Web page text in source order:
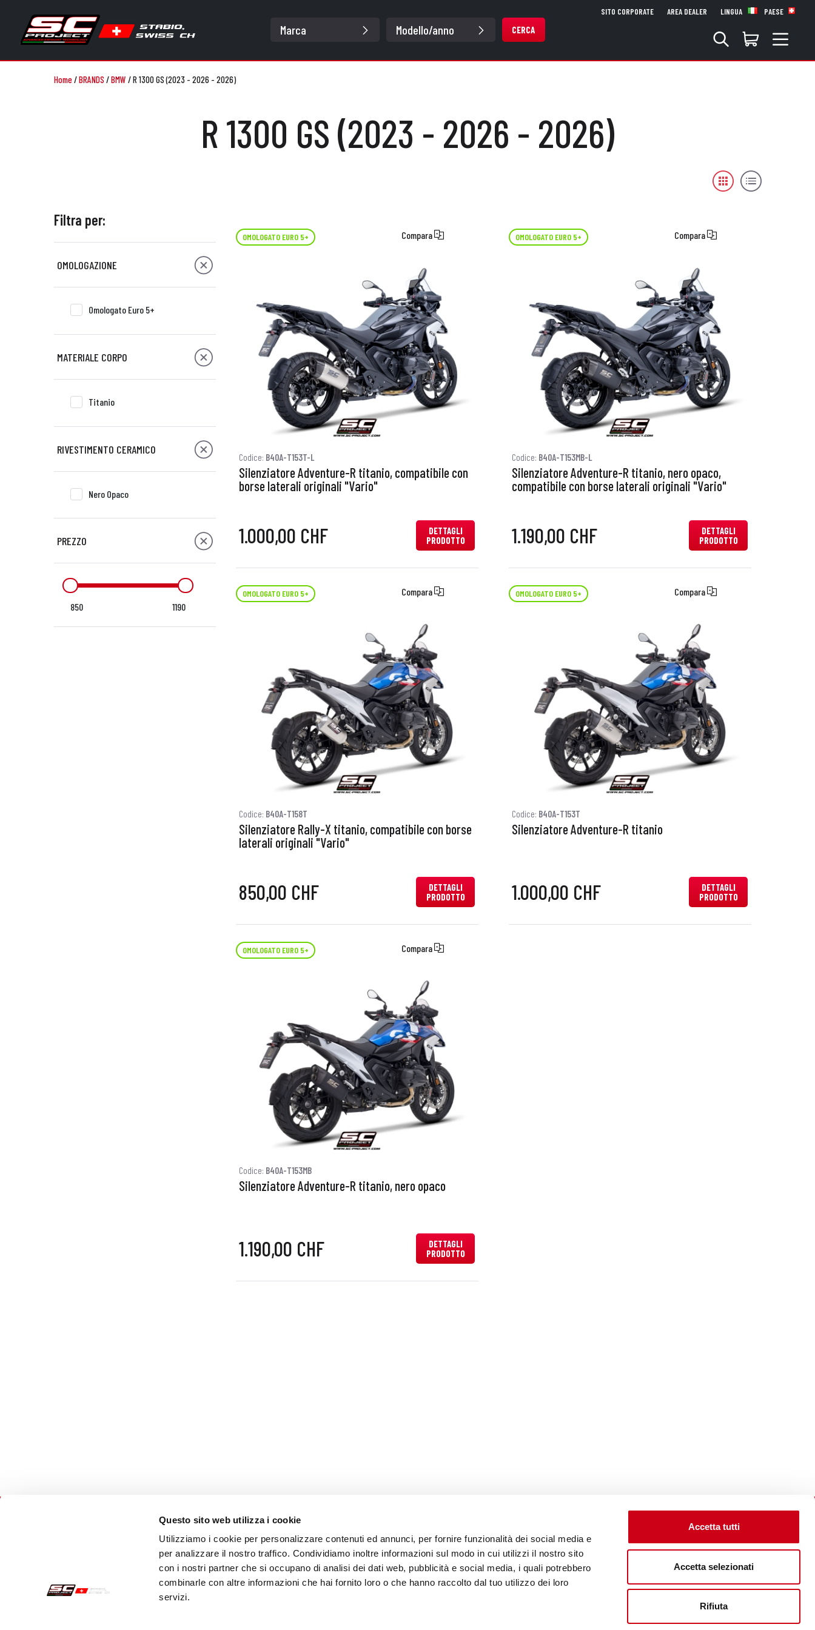
Questo sito web utilizza i cookie
Utilizziamo i cookie per personalizzare contenuti ed annunci, per fornire funzionalità dei social media e
per analizzare il nostro traffico. Condividiamo inoltre informazioni sul modo in cui utilizzi il nostro sito
con i nostri partner che si occupano di analisi dei dati web, pubblicità e social media, i quali potrebbero
combinarle con altre informazioni che hai fornito loro o che hanno raccolto dal tuo utilizzo dei loro
servizi.
Accetta tutti
Accetta selezionati
Rifiuta
CERCA
SITO CORPORATE AREA DEALER LINGUA PAESE
Home/BRANDS /BMW /R 1300 GS (2023 - 2026 - 2026)
R 1300 GS (2023 - 2026 - 2026)
Filtra per:
OMOLOGAZIONE
Omologato Euro 5+
MATERIALE CORPO
Titanio
RIVESTIMENTO CERAMICO
Nero Opaco
PREZZO
850 1190
OMOLOGATO EURO 5+ Compara
Codice: B40A-T153T-L
Silenziatore Adventure-R titanio, compatibile con
borse laterali originali "Vario"
1.000,00 CHF
DETTAGLI
PRODOTTO
OMOLOGATO EURO 5+ Compara
Codice: B40A-T153MB-L
Silenziatore Adventure-R titanio, nero opaco,
compatibile con borse laterali originali "Vario"
1.190,00 CHF
DETTAGLI
PRODOTTO
OMOLOGATO EURO 5+ Compara
Codice: B40A-T158T
Silenziatore Rally-X titanio, compatibile con borse
laterali originali "Vario"
850,00 CHF
DETTAGLI
PRODOTTO
OMOLOGATO EURO 5+ Compara
Codice: B40A-T153T
Silenziatore Adventure-R titanio
1.000,00 CHF
DETTAGLI
PRODOTTO
OMOLOGATO EURO 5+ Compara
Codice: B40A-T153MB
Silenziatore Adventure-R titanio, nero opaco
1.190,00 CHF
DETTAGLI
PRODOTTO
Recesso
Customer care
Spedizioni
Follow us
Visita il sito corporate